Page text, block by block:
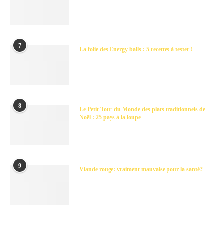
7 La folie des Energy balls : 5 recettes à tester !
8
Le Petit Tour du Monde des plats traditionnels de
Noël : 25 pays à la loupe
9 Viande rouge: vraiment mauvaise pour la santé?